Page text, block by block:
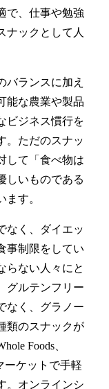
で、仕事や勉強
ナックとして人
バランスに加え
能な農業や製品
ビジネス慣行を
。ただのスナッ
して「食べ物は
しいものである
す。
なく、ダイエッ
事制限をしてい
らない人々にと
グルテンフリー
なく、グラノー
類のスナックが
Foods、
ーケットで手軽
。オンラインシ